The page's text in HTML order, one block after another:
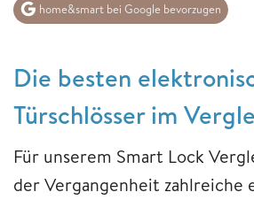
home&smart bei Google bevorzugen
Die besten
Türschlösser im
Für unserem Smart Lock
der Vergangenheit zahlreiche